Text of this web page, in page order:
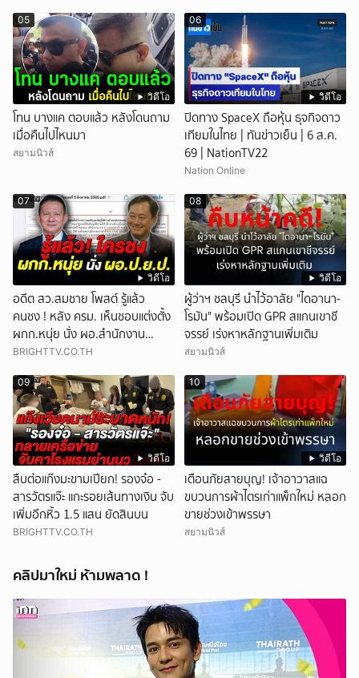
วิดีโอ
05
โทน บางแค ตอบแล้ว หลังโดนถาม
เมื่อคืนไปไหนมา
สยามนิวส์
วิดีโอ
06
ปิดทาง SpaceX ถือหุ้น ธุจกิจดาว
เทียมในไทย | ทันข่าวเย็น | 6 ส.ค.
69 | NationTV22
Nation Online
วิดีโอ
07
อดีต สว.สมชาย โพสต์ รู้แล้ว
คนชง ! หลัง ครม. เห็นชอบแต่งตั้ง
ผกก.หนุ่ย นั่ง ผอ.สำนักงาน
ป.ย.ป.
BRIGHTTV.CO.TH
วิดีโอ
08
ผู้ว่าฯ ชลบุรี นำไว้อาลัย "ไดอานา-
โรมัน" พร้อมเปิด GPR สแกนเขาชี
จรรย์ เร่งหาหลักฐานเพิ่มเติม
สยามนิวส์
วิดีโอ
09
สืบต่อแก๊งมะขามเปียก! รองจ๋อ -
สารวัตรแจ๊ะ แกะรอยเส้นทางเงิน จับ
เพิ่มอีกหิ้ว 1.5 แสน ยัดสินบน
BRIGHTTV.CO.TH
วิดีโอ
10
เตือนภัยสายบุญ! เจ้าอาวาสแฉ
ขบวนการผ้าไตรเก่าแพ็กใหม่ หลอก
ขายช่วงเข้าพรรษา
สยามนิวส์
คลิปมาใหม่ ห้ามพลาด !